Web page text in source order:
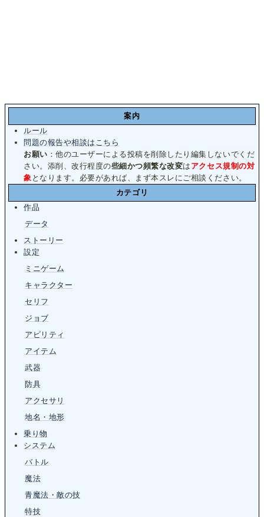
案内
ルール
問題の報告や相談はこちら
お願い ：他のユーザーによる投稿を削除したり編集しないでくだ
さい。添削、改行程度の些細かつ頻繁な改変は アクセス規制の対
象 となります。必要があれば、まず本スレにご相談ください。
カテゴリ
作品
データ
ストーリー
設定
ミニゲーム
キャラクター
セリフ
ジョブ
アビリティ
アイテム
武器
防具
アクセサリ
地名・地形
乗り物
システム
バトル
魔法
青魔法・敵の技
特技